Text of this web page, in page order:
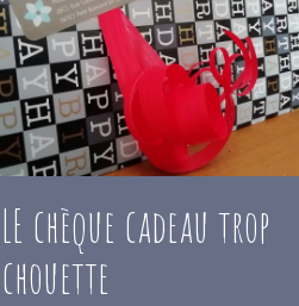
LE chèque cadeau trop
chouette